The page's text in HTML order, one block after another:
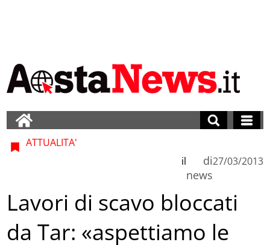
ATTUALITA'
di
news
il 27/03/2013
Lavori di scavo bloccati
da Tar: «aspettiamo le